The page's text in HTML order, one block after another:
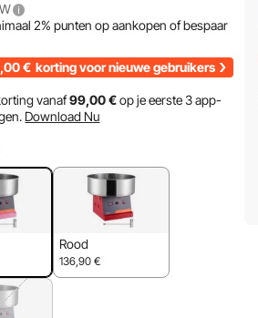
2% punten op aankopen of bespaar
€ korting voor nieuwe gebruikers
vanaf99,00 €op je eerste 3 app-
Download Nu
Rood
136,90 €